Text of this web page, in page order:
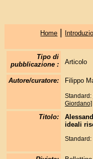
Home |
Tipo di
pubblicazione :
Articolo
Autore/curatore:
Filippo
Standard:
Giordano]
Titolo:
ideali
Standard: